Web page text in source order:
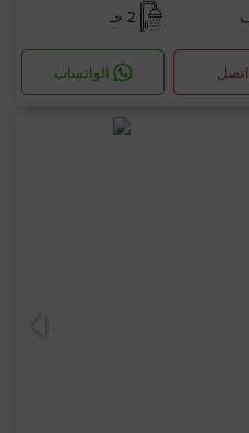
2 حـ
اتصل الواتساب